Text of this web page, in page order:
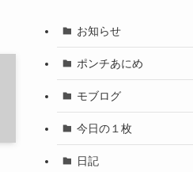
お知らせ
ポンチあにめ
モブログ
今日の１枚
日記